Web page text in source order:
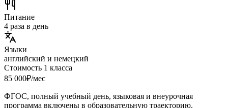
Питание
4 раза в день
Языки
английский и немецкий
Стоимость 1 класса
85 000₽/мес
ФГОС, полный учебный день, языковая и внеурочная
программа включены в образовательную траекторию.